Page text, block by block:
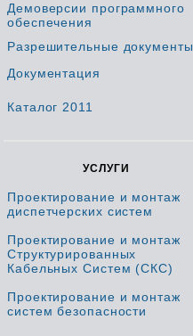
Демоверсии программного
обеспечения
Разрешительные документы
Документация
Каталог 2011
УСЛУГИ
Проектирование и монтаж
диспетчерских систем
Проектирование и монтаж
Структурированных
Кабельных Систем (СКС)
Проектирование и монтаж
систем безопасности